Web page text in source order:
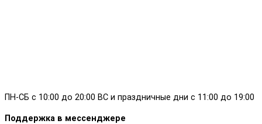
ПН-СБ с 10:00 до 20:00 ВС и праздничные дни с 11:00 до 19:00
Поддержка в мессенджере